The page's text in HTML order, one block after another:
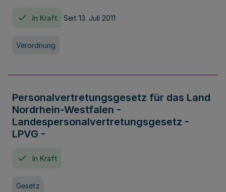
In Kraft Seit 13. Juli 2011
Verordnung
Personalvertretungsgesetz für das Land
Nordrhein-Westfalen -
Landespersonalvertretungsgesetz -
LPVG -
In Kraft
Gesetz